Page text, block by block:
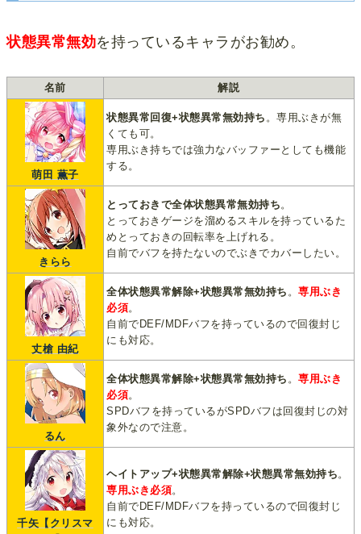
状態異常無効を持っているキャラがお勧め。
名前 解説
萌田 薫子
状態異常回復+状態異常無効持ち 。専用ぶきが無
くても可。
専用ぶき持ちでは強力なバッファーとしても機能
する。
きらら
とっておきで全体状態異常無効持ち 。
とっておきゲージを溜めるスキルを持っているた
めとっておきの回転率を上げれる。
自前でバフを持たないのでぶきでカバーしたい。
丈槍 由紀
全体状態異常解除+状態異常無効持ち 。専用ぶき
必須。
自前でDEF/MDFバフを持っているので回復封じ
にも対応。
るん
全体状態異常解除+状態異常無効持ち 。専用ぶき
必須。
SPDバフを持っているがSPDバフは回復封じの対
象外なので注意。
千矢【クリスマ
ヘイトアップ+状態異常解除+状態異常無効持ち 。
専用ぶき必須。
自前でDEF/MDFバフを持っているので回復封じ
にも対応。